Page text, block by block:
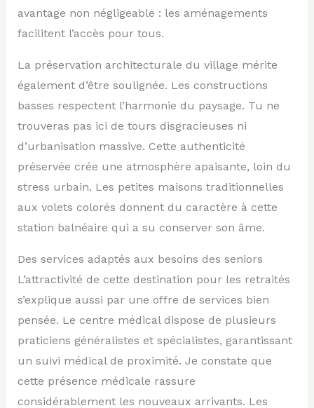
avantage non négligeable : les aménagements
facilitent l’accès pour tous.
La préservation architecturale du village mérite
également d’être soulignée. Les constructions
basses respectent l’harmonie du paysage. Tu ne
trouveras pas ici de tours disgracieuses ni
d’urbanisation massive. Cette authenticité
préservée crée une atmosphère apaisante, loin du
stress urbain. Les petites maisons traditionnelles
aux volets colorés donnent du caractère à cette
station balnéaire qui a su conserver son âme.
Des services adaptés aux besoins des seniors
L’attractivité de cette destination pour les retraités
s’explique aussi par une offre de services bien
pensée. Le centre médical dispose de plusieurs
praticiens généralistes et spécialistes, garantissant
un suivi médical de proximité. Je constate que
cette présence médicale rassure
considérablement les nouveaux arrivants. Les